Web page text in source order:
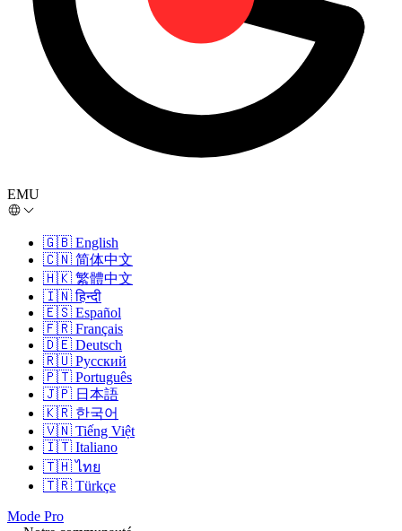
EMU
🇬🇧 English
🇨🇳 简体中文
🇭🇰 繁體中文
🇮🇳 हिन्दी
🇪🇸 Español
🇫🇷 Français
🇩🇪 Deutsch
🇷🇺 Русский
🇵🇹 Português
🇯🇵 日本語
🇰🇷 한국어
🇻🇳 Tiếng Việt
🇮🇹 Italiano
🇹🇭 ไทย
🇹🇷 Türkçe
Mode Pro